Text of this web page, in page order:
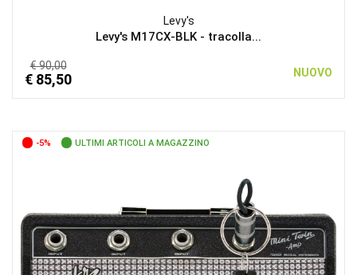
Levy's
Levy's M17CX-BLK - tracolla...
€ 90,00
€ 85,50 NUOVO
-5% ULTIMI ARTICOLI A MAGAZZINO